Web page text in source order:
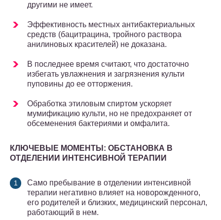
другими не имеет.
Эффективность местных антибактериальных
средств (бацитрацина, трой­ного раствора
анилиновых красителей) не доказана.
В последнее время считают, что достаточно
избегать увлажнения и загряз­нения культи
пуповины до ее отторжения.
Обработка этиловым спиртом ускоряет
мумификацию культи, но не пре­дохраняет от
обсеменения бактериями и омфалита.
КЛЮЧЕВЫЕ МОМЕНТЫ: ОБСТАНОВКА В
ОТДЕЛЕНИИ ИНТЕНСИВНОЙ ТЕРАПИИ
Само пребывание в отделении интенсивной
терапии негативно влияет на новорожденного,
его родителей и близких, медицинский персонал,
рабо­тающий в нем.